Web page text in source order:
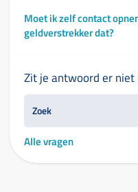
Moet ik zelf contact
geldverstrekker dat?
Zit je antwoord er niet
Alle vragen